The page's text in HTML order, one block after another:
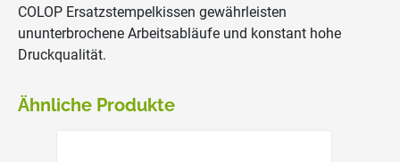
COLOP Ersatzstempelkissen gewährleisten
ununterbrochene Arbeitsabläufe und konstant hohe
Druckqualität.
Ähnliche Produkte